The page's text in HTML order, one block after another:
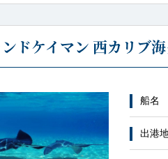
ドケイマン 西カリブ
船名
出港